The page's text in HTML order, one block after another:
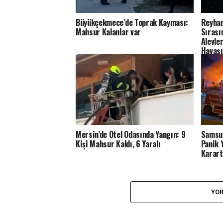
Büyükçekmece’de Toprak Kayması:
Mahsur Kalanlar var
Mersin’de Otel Odasında Yangın: 9
Kişi Mahsur Kaldı, 6 Yaralı Panik